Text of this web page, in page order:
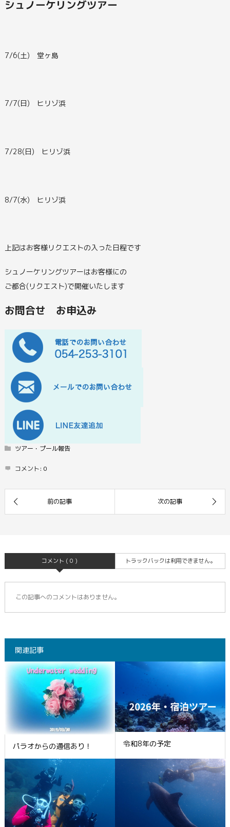
シュノーケリングツアー
7/6(土) 堂ヶ島
7/7(日) ヒリゾ浜
7/28(日) ヒリゾ浜
8/7(水) ヒリゾ浜
上記はお客様リクエストの入った日程です
シュノーケリングツアーはお客様にの
ご都合(リクエスト)で開催いたします
お問合せ お申込み
ツアー・プール報告
コメント: 0
コメント ( 0 ) トラックバックは利用できません。
この記事へのコメントはありません。
関連記事
パラオからの通信あり！ 令和8年の予定